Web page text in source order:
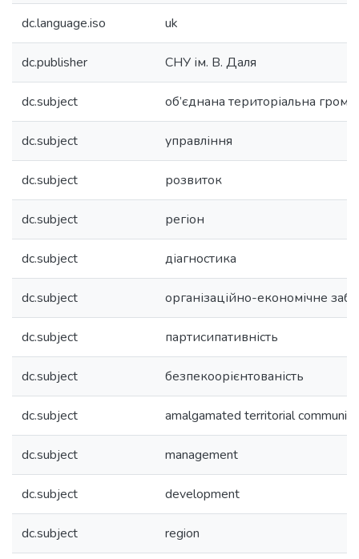
dc.language.iso uk
dc.publisher СНУ ім. В. Даля
dc.subject об’єднана територіальна
dc.subject управління
dc.subject розвиток
dc.subject регіон
dc.subject діагностика
dc.subject організаційно-економічне
dc.subject партисипативність
dc.subject безпекоорієнтованість
dc.subject amalgamated territorial community
dc.subject management
dc.subject development
dc.subject region